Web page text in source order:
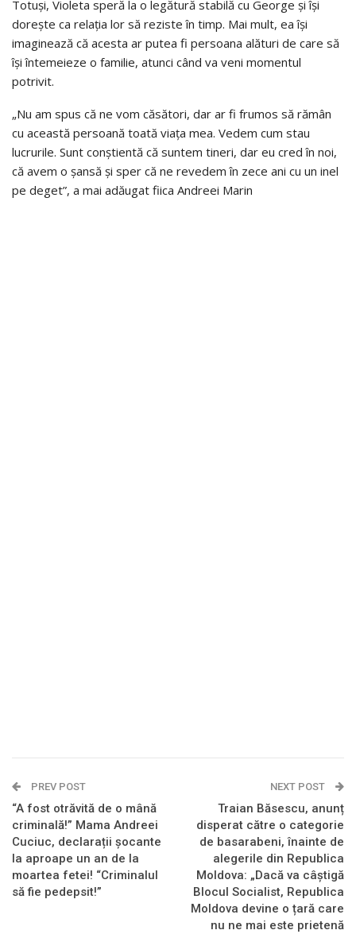
Totuși, Violeta speră la o legătură stabilă cu George și își
dorește ca relația lor să reziste în timp. Mai mult, ea își
imaginează că acesta ar putea fi persoana alături de care să
își întemeieze o familie, atunci când va veni momentul
potrivit.
„Nu am spus că ne vom căsători, dar ar fi frumos să rămân
cu această persoană toată viața mea. Vedem cum stau
lucrurile. Sunt conștientă că suntem tineri, dar eu cred în noi,
că avem o șansă și sper că ne revedem în zece ani cu un inel
pe deget”, a mai adăugat fiica Andreei Marin
PREV POST
“A fost otrăvită de o mână
criminală!” Mama Andreei
Cuciuc, declarații șocante
la aproape un an de la
moartea fetei! “Criminalul
să fie pedepsit!”
NEXT POST
Traian Băsescu, anunț
disperat către o categorie
de basarabeni, înainte de
alegerile din Republica
Moldova: „Dacă va câștigă
Blocul Socialist, Republica
Moldova devine o țară care
nu ne mai este prietenă